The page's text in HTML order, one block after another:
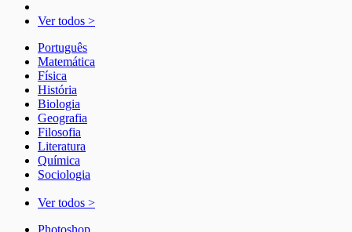
Ver todos >
Português
Matemática
Física
História
Biologia
Geografia
Filosofia
Literatura
Química
Sociologia
Ver todos >
Photoshop